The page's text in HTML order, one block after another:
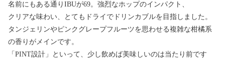
名前にもある通りIBUが69。強烈なホップのインパクト、
クリアな味わい、とてもドライでドリンカブルを目指しました。
タンジェリンやピンクグレープフルーツを思わせる複雑な柑橘系
の香りがメインです。
「PINT設計」といって、少し飲めば美味しいのは当たり前です